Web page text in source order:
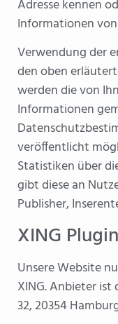
Adresse kennen
Informationen
Verwendung der
den oben
werden die von
Informationen
veröffentlicht
Statistiken über
gibt diese an
Publisher,
XING Plugin
Unsere Website
XING. Anbieter ist
32, 20354